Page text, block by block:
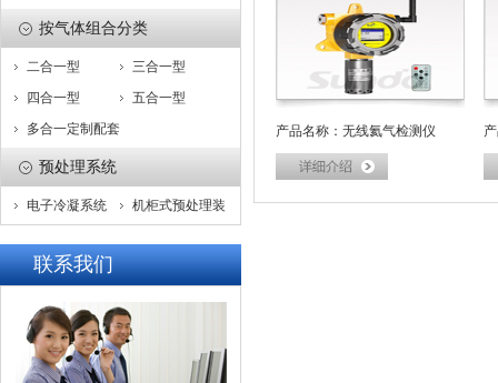
按气体组合分类
二合一型
三合一型
四合一型
五合一型
多合一定制配套
预处理系统
电子冷凝系统
机柜式预处理装
联系我们
产品名称：无线氦气检测仪